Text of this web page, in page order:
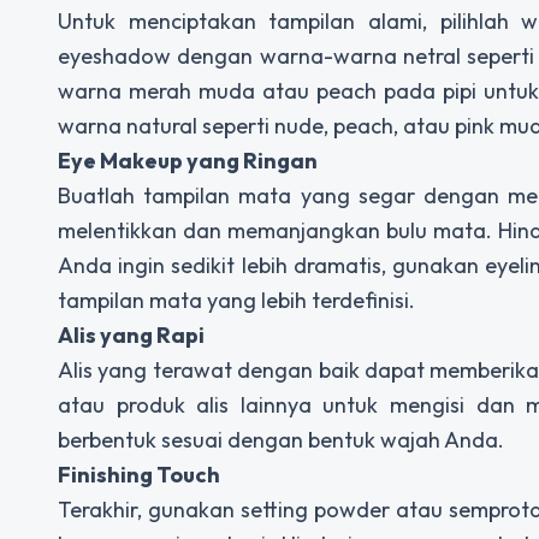
Untuk menciptakan tampilan alami, pilihlah
eyeshadow dengan warna-warna netral
warna merah muda atau peach pada pipi
warna natural seperti nude, peach, atau pink
Eye Makeup yang Ringan
Buatlah tampilan mata yang segar dengan
melentikkan dan memanjangkan bulu mata.
Anda ingin sedikit lebih dramatis, gunakan
tampilan mata yang lebih terdefinisi.
Alis yang Rapi
Alis yang terawat dengan baik dapat
atau produk alis lainnya untuk mengisi dan
berbentuk sesuai dengan bentuk wajah Anda.
Finishing Touch
Terakhir, gunakan setting powder atau